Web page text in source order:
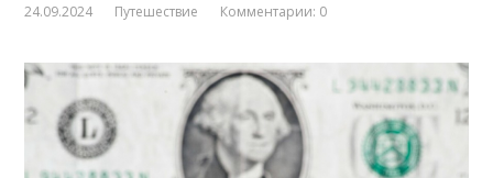
24.09.2024 Путешествие Комментарии: 0